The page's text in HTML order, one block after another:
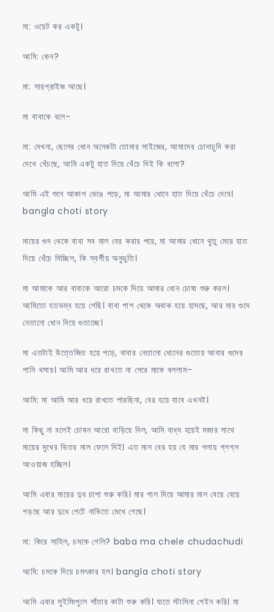
মা: ওয়েট কর একটু।
আমি: কেন?
মা: সারপ্রাইজ আছে।
মা বাবাকে বলে-
মা: দেখনা, ছেলের ধোন অনেকটা তোমার সাইজের, আমাদের চোদাচুদি করা
দেখে খেঁচছে, আমি একটু হাত দিয়ে খেঁচে দিই কি বলো?
আমি এই শুনে আকাশ ভেঙে পড়ে, মা আমার ধোনে হাত দিয়ে খেঁচে দেবে।
bangla choti story
মায়ের গুদ থেকে বাবা সব মাল বের করার পরে, মা আমার ধোনে থুতু মেরে হাত
দিয়ে খেঁচে দিচ্ছিল, কি স্বর্গীয় অনুভুতি।
মা আমাকে আর বাবাকে আরো চমকে দিয়ে আমার ধোন চোষা শুরু করল।
আমিতো হতভম্ব হয়ে গেছি। বাবা পাশ থেকে অবাক হয়ে হাসছে, আর মার গুদে
নেতানো ধোন দিয়ে গুতাচ্ছে।
মা এতটাই উত্তেজিত হয়ে পড়ে, বাবার নেতানো ধোনের গুতোয় আবার গুদের
পানি খসায়। আমি আর ধরে রাখতে না পেরে মাকে বললাম-
আমি: মা আমি আর ধরে রাখতে পারছিনা, বের হয়ে যাবে এখনই।
মা কিছু না বলেই চোষন আরো বাড়িয়ে দিল, আমি বাধ্য হয়েই মজার সাথে
মায়ের মুখের ভিতর মাল ফেলে দিই। এত মাল বের হয় যে মার গলায় গ্লগ্ল
আওয়াজ হচ্ছিল।
আমি এবার মায়ের দুধ চাপা শুরু করি। মার গাল দিয়ে আমার মাল বেয়ে বেয়ে
পড়ছে আর দুধে পেটে নাভিতে মেখে গেছে।
মা: কিরে সাহিল, চমকে গেলি? baba ma chele chudachudi
আমি: চমকে দিয়ে চমৎকার হল। bangla choti story
আমি এবার সুইমিংপুলে সাঁতার কাটা শুরু করি। যাতে স্টামিনা গেইন করি। মা